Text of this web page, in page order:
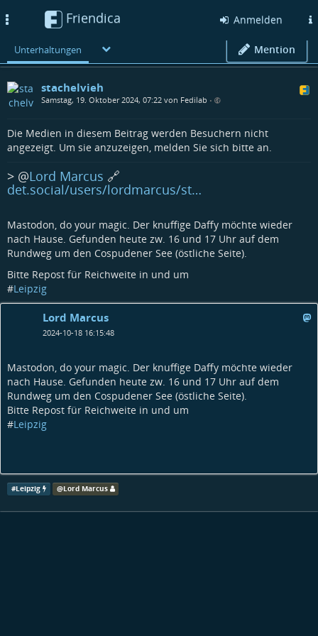
Friendica Anmelden
Unterhaltungen Mention
stachelvieh
Samstag, 19. Oktober 2024, 07:22 von Fedilab •
Die Medien in diesem Beitrag werden Besuchern nicht
angezeigt. Um sie anzuzeigen, melden Sie sich bitte an.
> @Lord Marcus 🔗
det.social/users/lordmarcus/st…
Mastodon, do your magic. Der knuffige Daffy möchte wieder
nach Hause. Gefunden heute zw. 16 und 17 Uhr auf dem
Rundweg um den Cospudener See (östliche Seite).
Bitte Repost für Reichweite in und um
#Leipzig
Lord Marcus
2024-10-18 16:15:48
Mastodon, do your magic. Der knuffige Daffy möchte wieder
nach Hause. Gefunden heute zw. 16 und 17 Uhr auf dem
Rundweg um den Cospudener See (östliche Seite).
Bitte Repost für Reichweite in und um
#Leipzig
#Leipzig @Lord Marcus